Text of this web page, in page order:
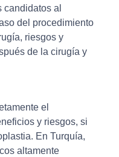
candidatos al
del procedimiento
riesgos y
de la cirugía y
el
y riesgos, si
En Turquía,
altamente